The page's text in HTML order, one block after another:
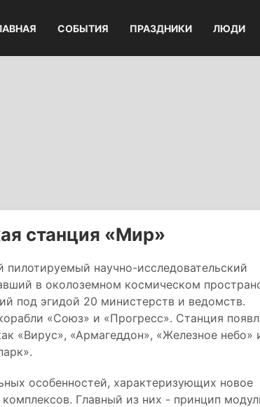
СОБЫТИЯ ПРАЗДНИКИ ЛЮДИ
станция «Мир»
пилотируемый научно-исследовательский
в околоземном космическом
под эгидой 20 министерств и ведомств.
«Союз» и «Прогресс». Станция
«Вирус», «Армагеддон», «Железное небо»
особенностей, характеризующих новое
Главный из них - принцип